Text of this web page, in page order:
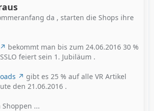
da , starten die Shops ihre
bekommt man bis zum 24.06.2016 30 %
feiert sein 1. Jubiläum .
gibt es 25 % auf alle VR Artikel
den 21.06.2016 .
Shoppen ...